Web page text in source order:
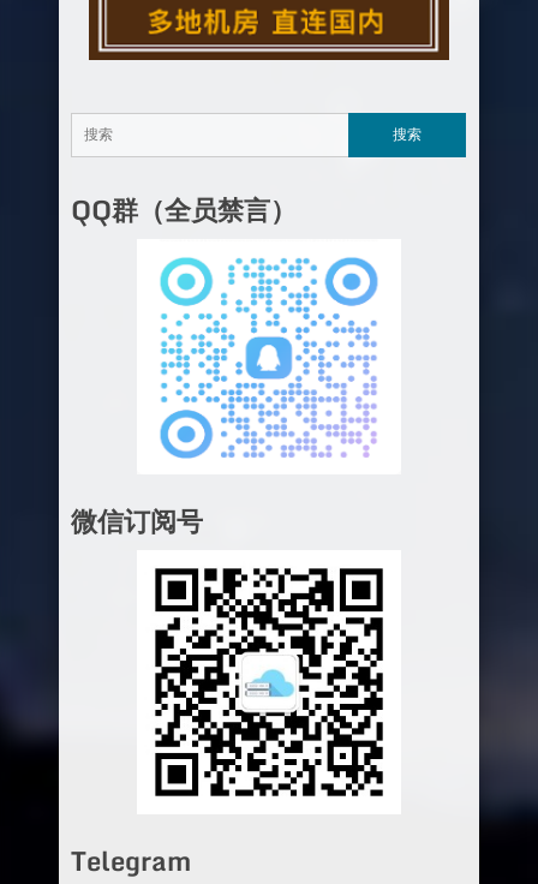
QQ群（全员禁言）
微信订阅号
Telegram